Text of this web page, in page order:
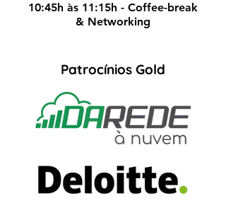
10:45h às 11:15h - Coffee-break
& Networking
Patrocínios Gold